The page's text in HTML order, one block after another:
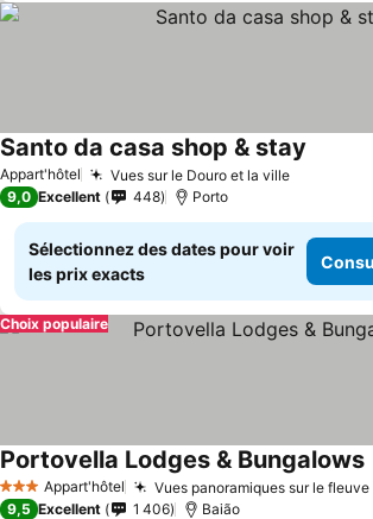
Appart'hôtel Vues sur le Douro et la ville
Santo da casa shop & stay
9,0 Excellent 448 Porto
Sélectionnez des dates pour voir
les prix exacts
Choix populaire
3 ÉtoilesAppart'hôtel Vues panoramiques sur le fleuve
Portovella Lodges & Bungalows
9,5 Excellent 1 406 Baião